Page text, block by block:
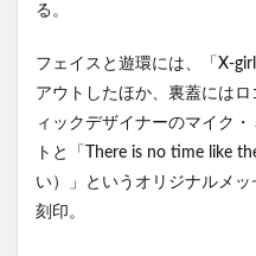
る。
フェイスと遊環には、「X-
アウトしたほか、裏蓋には
ィックデザイナーのマイク
トと「There is no time like
い）」というオリジナルメ
刻印。